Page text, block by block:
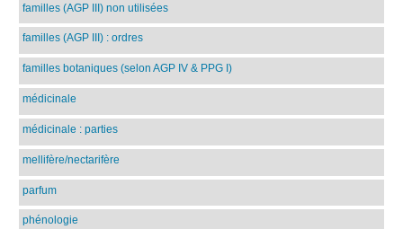
familles (AGP III) non utilisées
familles (AGP III) : ordres
familles botaniques (selon AGP IV & PPG I)
médicinale
médicinale : parties
mellifère/nectarifère
parfum
phénologie